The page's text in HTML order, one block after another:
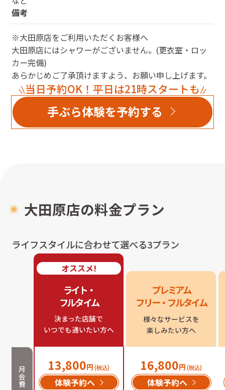
備考
※大田原店をご利用いただくお客様へ
大田原店にはシャワーがございません。(更衣室・ロッ
カー完備)
あらかじめご了承頂けますよう、お願い申し上げます。
当日予約OK！平日は21時スタートも
手ぶら体験を予約する
大田原店の料金プラン
ライフスタイルに合わせて選べる3プラン
オススメ!
ライト・
フルタイム
決まった店舗で
いつでも通いたい方へ
プレミアム
フリー・フルタイム
様々なサービスを
楽しみたい方へ
月
会
費
13,800円 (税込)
体験予約へ
16,800円 (税込)
体験予約へ